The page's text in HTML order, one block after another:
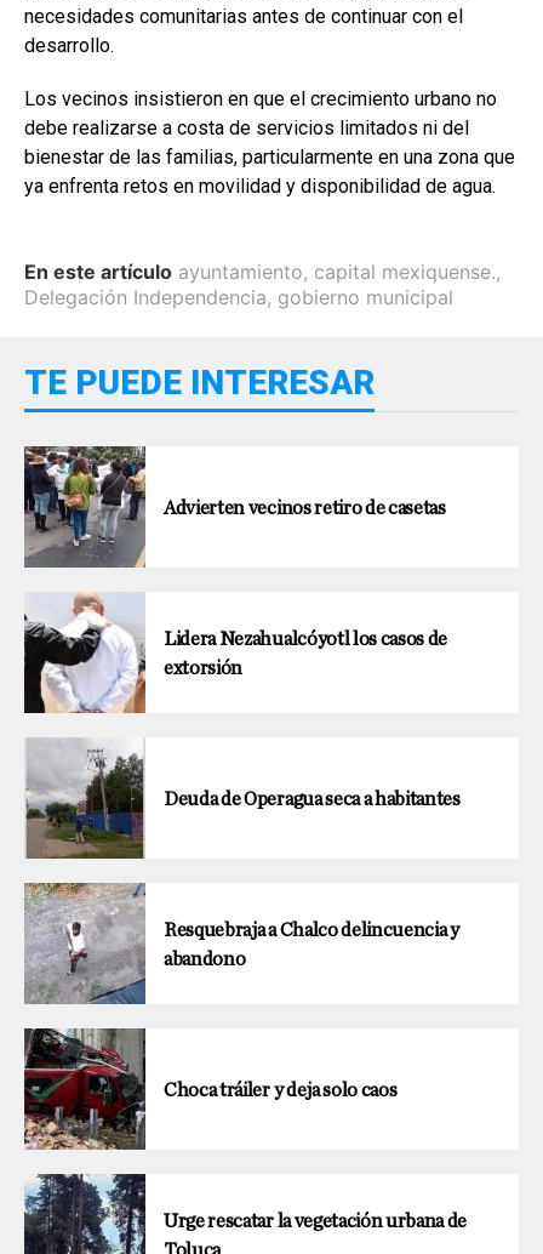
necesidades comunitarias antes de continuar con el
desarrollo.
Los vecinos insistieron en que el crecimiento urbano no
debe realizarse a costa de servicios limitados ni del
bienestar de las familias, particularmente en una zona que
ya enfrenta retos en movilidad y disponibilidad de agua.
En este artículo ayuntamiento, capital mexiquense.,
Delegación Independencia, gobierno municipal
TE PUEDE INTERESAR
Advierten vecinos retiro de casetas
Lidera Nezahualcóyotl los casos de
extorsión
Deuda de Operagua seca a habitantes
Resquebraja a Chalco delincuencia y
abandono
Choca tráiler y deja solo caos
Urge rescatar la vegetación urbana de